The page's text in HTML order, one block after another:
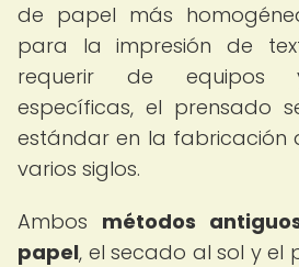
de papel más
para la impresión de
requerir de equipos
específicas, el prensado
estándar en la fabricación
varios siglos.
Ambos métodos
papel, el secado al sol y el